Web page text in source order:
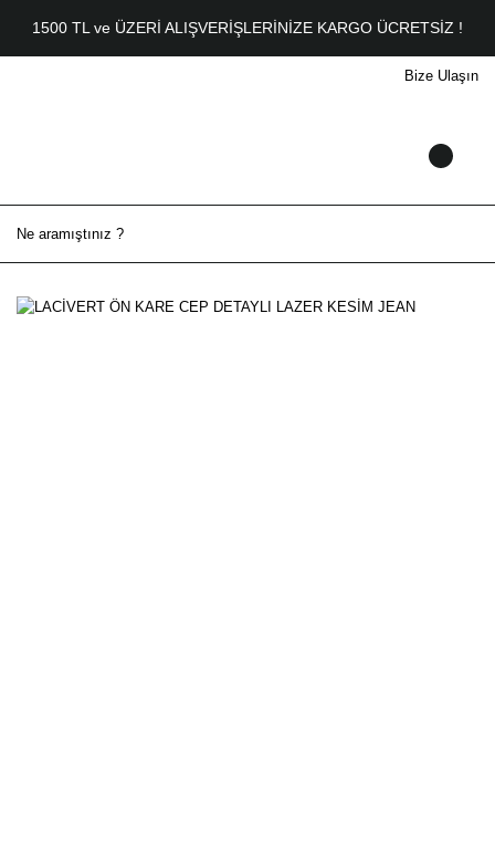
1500 TL ve ÜZERİ ALIŞVERİŞLERİNİZE KARGO ÜCRETSİZ !
Bize Ulaşın